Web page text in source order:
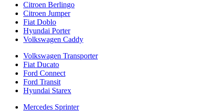
Citroen Berlingo
Citroen Jumper
Fiat Doblo
Hyundai Porter
Volkswagen Caddy
Volkswagen Transporter
Fiat Ducato
Ford Connect
Ford Transit
Hyundai Starex
Mercedes Sprinter